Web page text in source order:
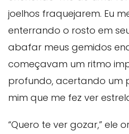
joelhos fraquejarem. Eu
enterrando o rosto em
abafar meus gemidos
começavam um ritmo
profundo, acertando um
mim que me fez ver
“Quero te ver gozar,” ele